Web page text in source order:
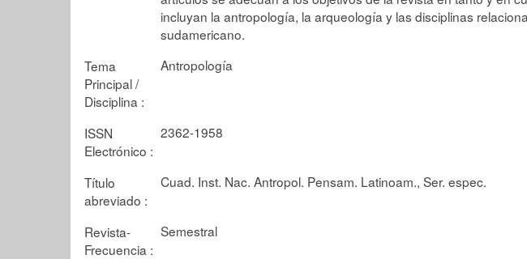
incluyan la antropología, la arqueología y las disciplinas
sudamericano.
Tema
Principal /
Disciplina :
Antropología
ISSN
Electrónico :
2362-1958
Título
abreviado :
Cuad. Inst. Nac. Antropol. Pensam. Latinoam., Ser. espec.
Revista-
Frecuencia :
Semestral